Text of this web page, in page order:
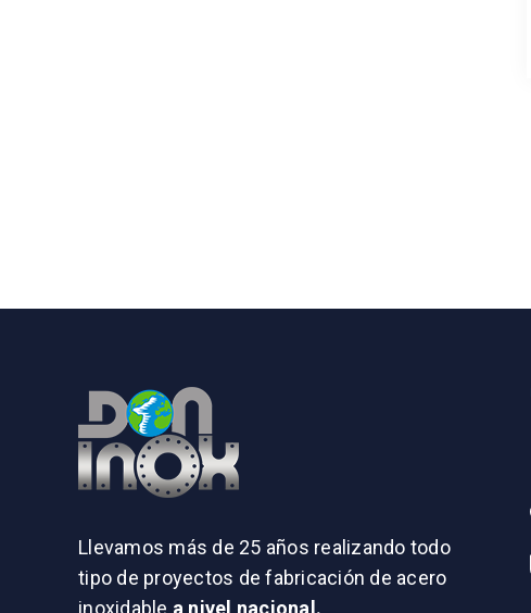
Llevamos más de 25 años realizando todo
tipo de proyectos de fabricación de acero
inoxidable a nivel nacional.